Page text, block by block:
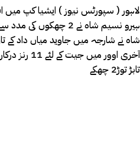
لاہور ( سپورٹس نیوز ) ایشیا کپ میں
ہیرو نسیم شاہ نے 2
شاہ نے شارجہ میں جاوید میاں داد کے
آخری اوور
تابڑ توڑ2 چھکے